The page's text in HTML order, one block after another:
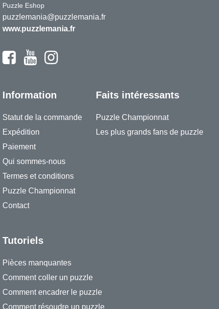
Puzzle Eshop
puzzlemania@puzzlemania.fr
www.puzzlemania.fr
Information
Statut de la commande
Expédition
Paiement
Qui sommes-nous
Termes et conditions
Puzzle Championnat
Contact
Faits intéressants
Puzzle Championnat
Les plus grands fans de puzzle
Tutoriels
Pièces manquantes
Comment coller un puzzle
Comment encadrer le puzzle
Comment résoudre un puzzle